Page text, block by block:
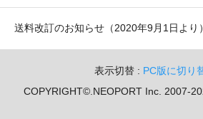
送料改訂のお知らせ（2020年9月1日より）
表示切替 : PC版に切り
COPYRIGHT©.NEOPORT Inc. 2007-